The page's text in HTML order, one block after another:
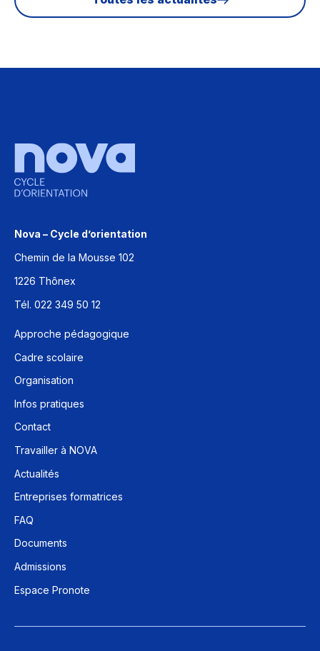
Nova – Cycle d’orientation
Chemin de la Mousse 102
1226 Thônex
Tél. 022 349 50 12
Approche pédagogique
Cadre scolaire
Organisation
Infos pratiques
Contact
Travailler à NOVA
Actualités
Entreprises formatrices
FAQ
Documents
Admissions
Espace Pronote